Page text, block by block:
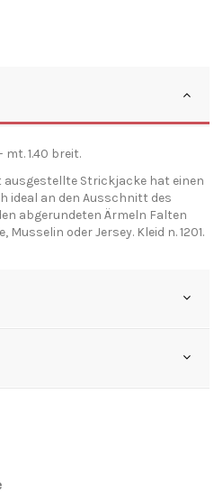
mt. 1.40 breit.
ausgestellte Strickjacke hat einen
ideal an den Ausschnitt des
abgerundeten Ärmeln Falten
oder Jersey. Kleid n. 1201.